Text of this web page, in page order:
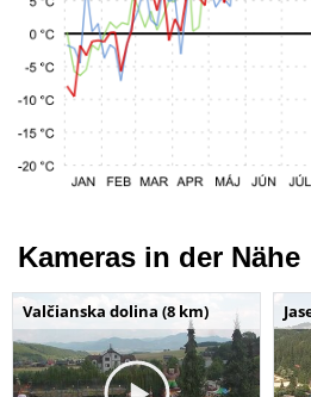
Kameras in der Nähe
Valčianska dolina (8 km)